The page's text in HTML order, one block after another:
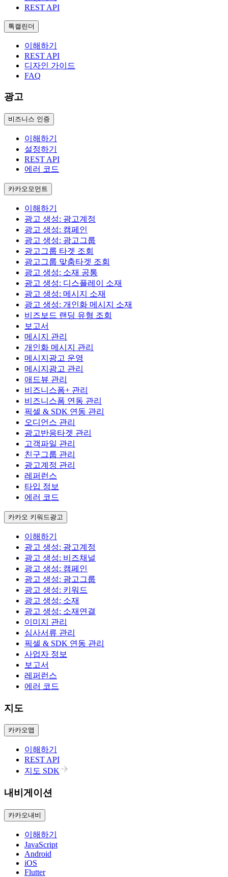
REST API
톡캘린더
이해하기
REST API
디자인 가이드
FAQ
광고
비즈니스 인증
이해하기
설정하기
REST API
에러 코드
카카오모먼트
이해하기
광고 생성: 광고계정
광고 생성: 캠페인
광고 생성: 광고그룹
광고그룹 타겟 조회
광고그룹 맞춤타겟 조회
광고 생성: 소재 공통
광고 생성: 디스플레이 소재
광고 생성: 메시지 소재
광고 생성: 개인화 메시지 소재
비즈보드 랜딩 유형 조회
보고서
메시지 관리
개인화 메시지 관리
메시지광고 운영
메시지광고 관리
애드뷰 관리
비즈니스폼+ 관리
비즈니스폼 연동 관리
픽셀 & SDK 연동 관리
오디언스 관리
광고반응타겟 관리
고객파일 관리
친구그룹 관리
광고계정 관리
레퍼런스
타입 정보
에러 코드
카카오 키워드광고
이해하기
광고 생성: 광고계정
광고 생성: 비즈채널
광고 생성: 캠페인
광고 생성: 광고그룹
광고 생성: 키워드
광고 생성: 소재
광고 생성: 소재연결
이미지 관리
심사서류 관리
픽셀 & SDK 연동 관리
사업자 정보
보고서
레퍼런스
에러 코드
지도
카카오맵
이해하기
REST API
지도 SDK
내비게이션
카카오내비
이해하기
JavaScript
Android
iOS
Flutter